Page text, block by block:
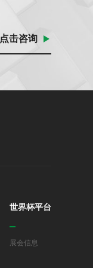
点击咨询
世界杯平台
展会信息